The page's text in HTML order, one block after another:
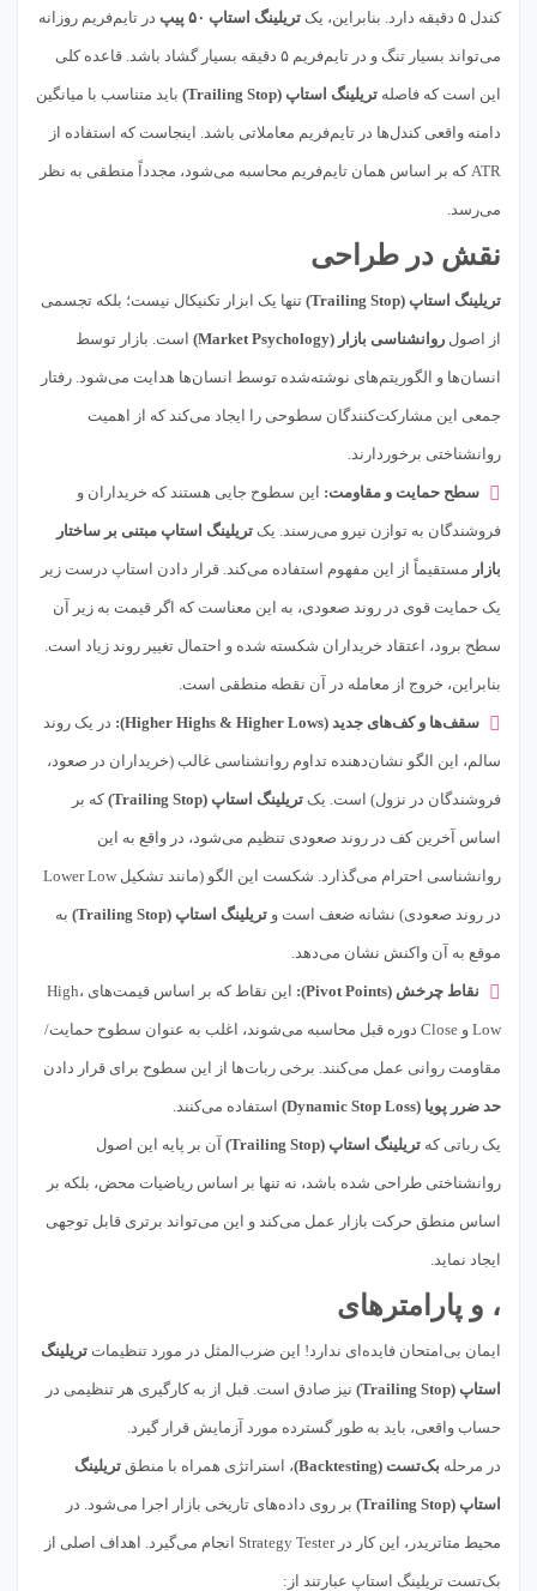
کندل ۵ دقیقه دارد. بنابراین، یک تریلینگ استاپ ۵۰ پیپ در تایم‌فریم روزانه
می‌تواند بسیار تنگ و در تایم‌فریم ۵ دقیقه بسیار گشاد باشد. قاعده کلی
این است که فاصله تریلینگ استاپ (Trailing Stop) باید متناسب با میانگین
دامنه واقعی کندل‌ها در تایم‌فریم معاملاتی باشد. اینجاست که استفاده از
ATR که بر اساس همان تایم‌فریم محاسبه می‌شود، مجدداً منطقی به نظر
می‌رسد.
نقش در طراحی
تریلینگ استاپ (Trailing Stop) تنها یک ابزار تکنیکال نیست؛ بلکه تجسمی
از اصول روانشناسی بازار (Market Psychology) است. بازار توسط
انسان‌ها و الگوریتم‌های نوشته‌شده توسط انسان‌ها هدایت می‌شود. رفتار
جمعی این مشارکت‌کنندگان سطوحی را ایجاد می‌کند که از اهمیت
روانشناختی برخوردارند.
سطح حمایت و مقاومت: این سطوح جایی هستند که خریداران و
فروشندگان به توازن نیرو می‌رسند. یک تریلینگ استاپ مبتنی بر ساختار
بازار مستقیماً از این مفهوم استفاده می‌کند. قرار دادن استاپ درست زیر
یک حمایت قوی در روند صعودی، به این معناست که اگر قیمت به زیر آن
سطح برود، اعتقاد خریداران شکسته شده و احتمال تغییر روند زیاد است.
بنابراین، خروج از معامله در آن نقطه منطقی است.
سقف‌ها و کف‌های جدید (Higher Highs & Higher Lows): در یک روند
سالم، این الگو نشان‌دهنده تداوم روانشناسی غالب (خریداران در صعود،
فروشندگان در نزول) است. یک تریلینگ استاپ (Trailing Stop) که بر
اساس آخرین کف در روند صعودی تنظیم می‌شود، در واقع به این
روانشناسی احترام می‌گذارد. شکست این الگو (مانند تشکیل Lower Low
در روند صعودی) نشانه ضعف است و تریلینگ استاپ (Trailing Stop) به
موقع به آن واکنش نشان می‌دهد.
نقاط چرخش (Pivot Points): این نقاط که بر اساس قیمت‌های High،
Low و Close دوره قبل محاسبه می‌شوند، اغلب به عنوان سطوح حمایت/
مقاومت روانی عمل می‌کنند. برخی ربات‌ها از این سطوح برای قرار دادن
حد ضرر پویا (Dynamic Stop Loss) استفاده می‌کنند.
یک رباتی که تریلینگ استاپ (Trailing Stop) آن بر پایه این اصول
روانشناختی طراحی شده باشد، نه تنها بر اساس ریاضیات محض، بلکه بر
اساس منطق حرکت بازار عمل می‌کند و این می‌تواند برتری قابل توجهی
ایجاد نماید.
، و پارامترهای
ایمان بی‌امتحان فایده‌ای ندارد! این ضرب‌المثل در مورد تنظیمات تریلینگ
استاپ (Trailing Stop) نیز صادق است. قبل از به کارگیری هر تنظیمی در
حساب واقعی، باید به طور گسترده مورد آزمایش قرار گیرد.
در مرحله بک‌تست (Backtesting) ، استراتژی همراه با منطق تریلینگ
استاپ (Trailing Stop) بر روی داده‌های تاریخی بازار اجرا می‌شود. در
محیط متاتریدر، این کار در Strategy Tester انجام می‌گیرد. اهداف اصلی از
بک‌تست تریلینگ استاپ عبارتند از: